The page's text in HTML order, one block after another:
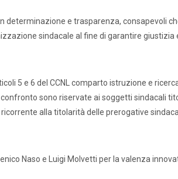
Precari Formazione
determinazione e trasparenza, consapevoli
sindacale al fine di garantire giustizia
5 e 6 del CCNL comparto istruzione e
sono riservate ai soggetti sindacali
alla titolarità delle prerogative
Naso e Luigi Molvetti per la valenza